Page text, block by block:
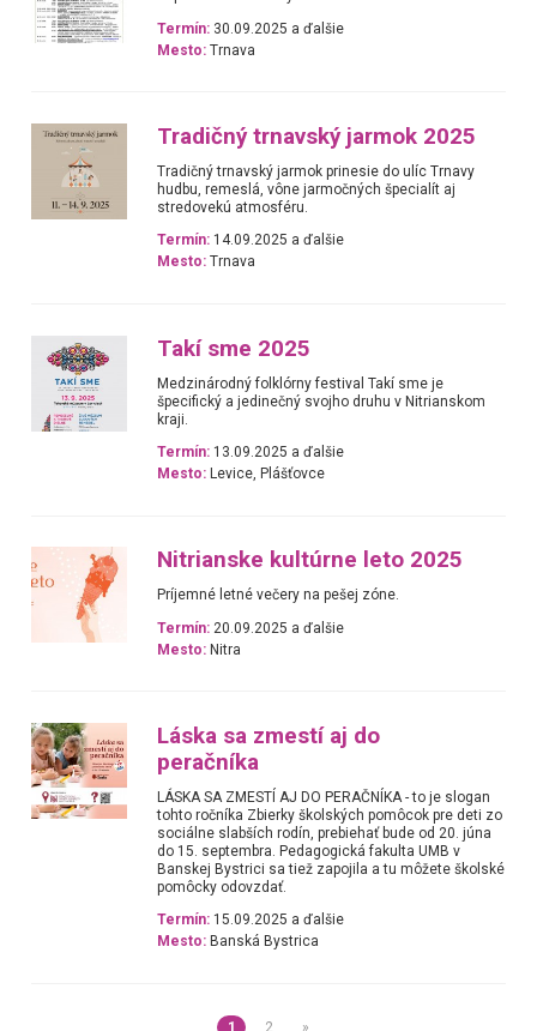
Termín: 30.09.2025 a ďalšie
Mesto: Trnava
Tradičný trnavský jarmok 2025
Tradičný trnavský jarmok prinesie do ulíc Trnavy
hudbu, remeslá, vône jarmočných špecialít aj
stredovekú atmosféru.
Termín: 14.09.2025 a ďalšie
Mesto: Trnava
Takí sme 2025
Medzinárodný folklórny festival Takí sme je
špecifický a jedinečný svojho druhu v Nitrianskom
kraji.
Termín: 13.09.2025 a ďalšie
Mesto: Levice, Plášťovce
Nitrianske kultúrne leto 2025
Príjemné letné večery na pešej zóne.
Termín: 20.09.2025 a ďalšie
Mesto: Nitra
Láska sa zmestí aj do
peračníka
LÁSKA SA ZMESTÍ AJ DO PERAČNÍKA - to je slogan
tohto ročníka Zbierky školských pomôcok pre deti zo
sociálne slabších rodín, prebiehať bude od 20. júna
do 15. septembra. Pedagogická fakulta UMB v
Banskej Bystrici sa tiež zapojila a tu môžete školské
pomôcky odovzdať.
Termín: 15.09.2025 a ďalšie
Mesto: Banská Bystrica
1 2 »